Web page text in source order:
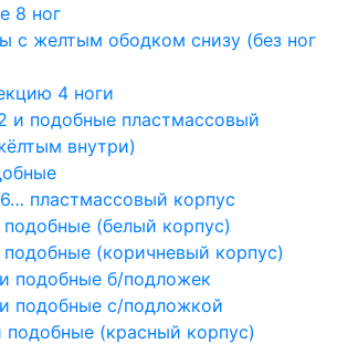
8 ног
с желтым ободком снизу (без ног
4 ноги
и подобные пластмассовый
внутри)
пластмассовый корпус
(белый корпус)
(коричневый корпус)
подобные б/подложек
подобные с/подложкой
(красный корпус)